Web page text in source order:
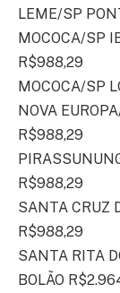
LEME/SP
MOCOCA/SP
R$988,29
MOCOCA/SP
NOVA
R$988,29
R$988,29
SANTA CRUZ
R$988,29
SANTA RITA
BOLÃO